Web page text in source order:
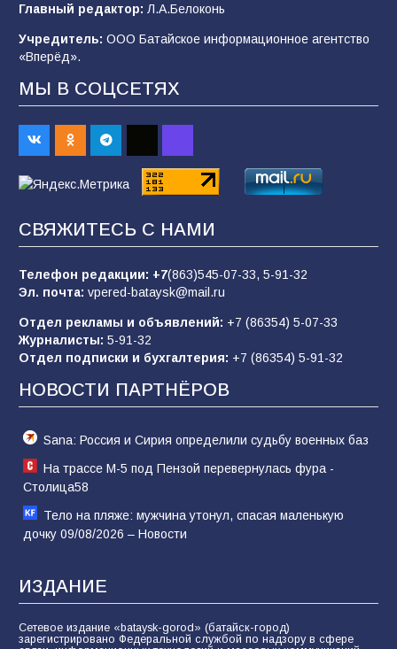
строительные профессии в ходе
спортивного праздника
92
Батайским спортсменам вручили награды
Евгений Остапенко
Батайчане вышли в финал Всероссийского
конкурса «Большая перемена»
Главный редактор: Л.А.Белоконь
Учредитель: ООО Батайское информационное агентство
«Вперёд».
МЫ В СОЦСЕТЯХ
СВЯЖИТЕСЬ С НАМИ
Телефон редакции: +7(863)545-07-33, 5-91-32
Эл. почта: vpered-bataysk@mail.ru
Отдел рекламы и объявлений: +7 (86354) 5-07-33
Журналисты: 5-91-32
Отдел подписки и бухгалтерия: +7 (86354) 5-91-32
НОВОСТИ ПАРТНЁРОВ
Sana: Россия и Сирия определили судьбу военных баз
На трассе М-5 под Пензой перевернулась фура -
Столица58
Тело на пляже: мужчина утонул, спасая маленькую
дочку 09/08/2026 – Новости
ИЗДАНИЕ
Сетевое издание «bataysk-gorod» (батайск-город)
зарегистрировано Федеральной службой по надзору в сфере